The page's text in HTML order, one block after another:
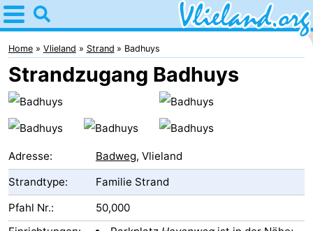
Home
Vlieland
Tipps
Für
Vlieland
Natur
Übernachten
Home Vlieland Strand Badhuys
Strandzugang Badhuys
Adresse: Badweg, Vlieland
Strandtype:
Familie Strand
Pfahl Nr.:
50,000